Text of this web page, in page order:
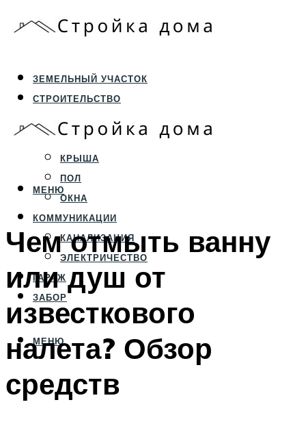
ЗЕМЕЛЬНЫЙ УЧАСТОК
СТРОИТЕЛЬСТВО
ФУНДАМЕНТ И ЦОКОЛЬ
ПЕРЕКРЫТИЯ И СТЕНЫ
КРЫША
ПОЛ
ОКНА
КОММУНИКАЦИИ
КАНАЛИЗАЦИЯ
ЭЛЕКТРИЧЕСТВО
ГАРАЖ
ЗАБОР
МЕНЮ
МЕНЮ
Чем отмыть ванну
или душ от
известкового
налета? Обзор
средств